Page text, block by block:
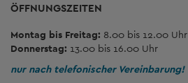
ÖFFNUNGSZEITEN
Montag bis Freitag: 8.00 bis 12.00 Uhr
Donnerstag: 13.00 bis 16.00 Uhr
nur nach telefonischer Vereinbarung!